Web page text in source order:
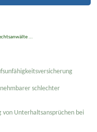
...
schlechter
von Unterhaltsansprüchen bei